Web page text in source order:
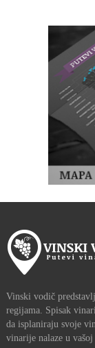
Vinski vodič
regijama. Spisak
da isplaniraju svoje
vinarije nalaze u